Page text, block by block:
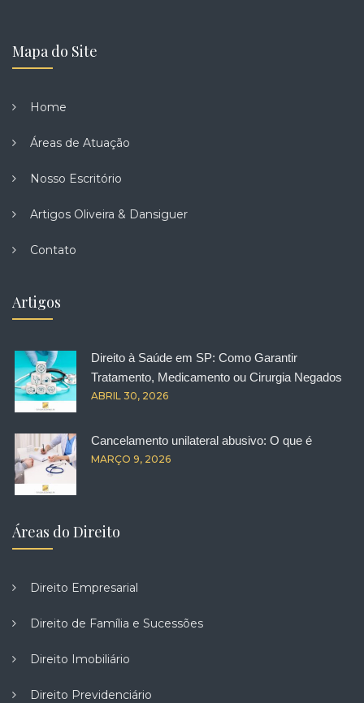
Mapa do Site
Home
Áreas de Atuação
Nosso Escritório
Artigos Oliveira & Dansiguer
Contato
Artigos
Direito à Saúde em SP: Como Garantir
Tratamento, Medicamento ou Cirurgia Negados
ABRIL 30, 2026
Cancelamento unilateral abusivo: O que é
MARÇO 9, 2026
Áreas do Direito
Direito Empresarial
Direito de Família e Sucessões
Direito Imobiliário
Direito Previdenciário